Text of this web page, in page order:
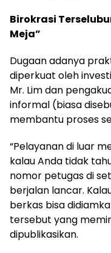
Birokrasi
Meja”
Dugaan adanya
diperkuat oleh
Mr. Lim dan
informal (biasa
membantu proses
“Pelayanan di luar
kalau Anda tidak
nomor petugas di
berjalan lancar.
berkas bisa
tersebut yang
dipublikasikan.